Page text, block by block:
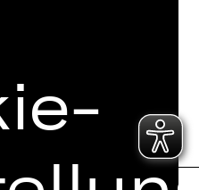
DIGITALEN